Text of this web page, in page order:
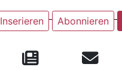
Inserieren Abonnieren